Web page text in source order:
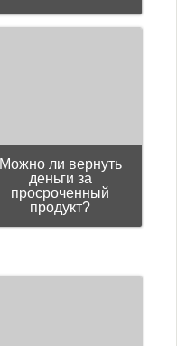
Можно ли вернуть
деньги за
просроченный
продукт?